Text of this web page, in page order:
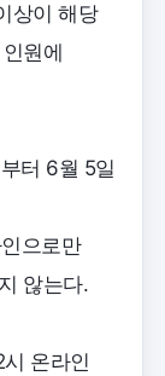
상이 해당
원에
터 6월 5일
으로만
않는다.
온라인